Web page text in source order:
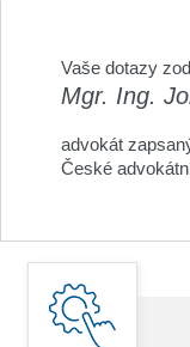
Vaše dotazy
Mgr. Ing.
advokát
České